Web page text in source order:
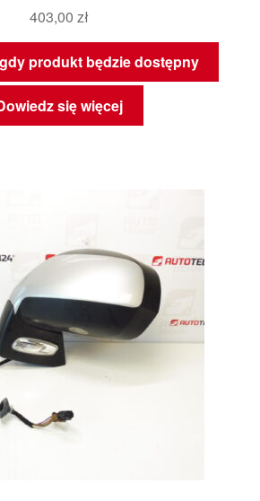
403,00 zł
produkt będzie dostępny
się więcej